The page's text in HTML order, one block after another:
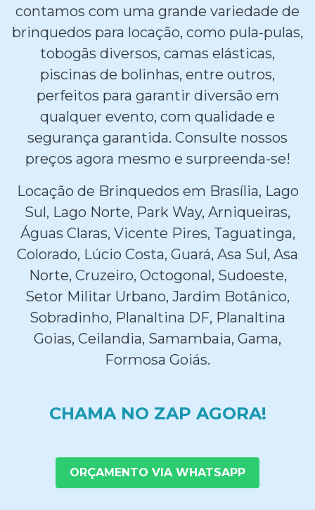
contamos com uma grande variedade de
brinquedos para locação, como pula-pulas,
tobogãs diversos, camas elásticas,
piscinas de bolinhas, entre outros,
perfeitos para garantir diversão em
qualquer evento, com qualidade e
segurança garantida. Consulte nossos
preços agora mesmo e surpreenda-se!
Locação de Brinquedos em Brasília, Lago
Sul, Lago Norte, Park Way, Arniqueiras,
Águas Claras, Vicente Pires, Taguatinga,
Colorado, Lúcio Costa, Guará, Asa Sul, Asa
Norte, Cruzeiro, Octogonal, Sudoeste,
Setor Militar Urbano, Jardim Botânico,
Sobradinho, Planaltina DF, Planaltina
Goias, Ceilandia, Samambaia, Gama,
Formosa Goiás.
CHAMA NO ZAP AGORA!
ORÇAMENTO VIA WHATSAPP